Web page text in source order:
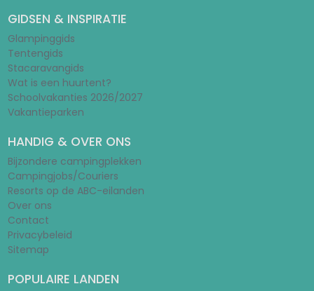
GIDSEN & INSPIRATIE
Glampinggids
Tentengids
Stacaravangids
Wat is een huurtent?
Schoolvakanties 2026/2027
Vakantieparken
HANDIG & OVER ONS
Bijzondere campingplekken
Campingjobs/Couriers
Resorts op de ABC-eilanden
Over ons
Contact
Privacybeleid
Sitemap
POPULAIRE LANDEN